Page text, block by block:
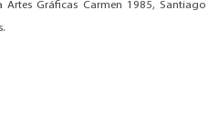
Gráficas Carmen 1985, Santiago